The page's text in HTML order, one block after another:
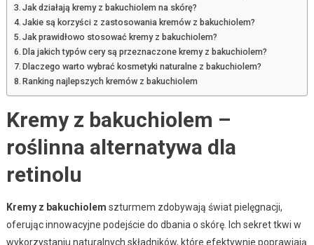
Jak działają kremy z bakuchiolem na skórę?
Jakie są korzyści z zastosowania kremów z bakuchiolem?
Jak prawidłowo stosować kremy z bakuchiolem?
Dla jakich typów cery są przeznaczone kremy z bakuchiolem?
Dlaczego warto wybrać kosmetyki naturalne z bakuchiolem?
Ranking najlepszych kremów z bakuchiolem
Kremy z bakuchiolem –
roślinna alternatywa dla
retinolu
Kremy z bakuchiolem szturmem zdobywają świat pielęgnacji,
oferując innowacyjne podejście do dbania o skórę. Ich sekret tkwi w
wykorzystaniu naturalnych składników, które efektywnie poprawiają